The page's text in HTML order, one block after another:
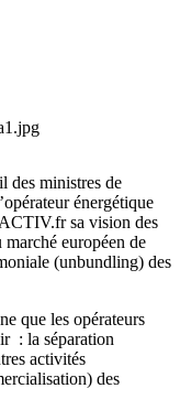
des ministres de
énergétique
sa vision des
européen de
(unbundling) des
que les opérateurs
: la séparation
activités
des